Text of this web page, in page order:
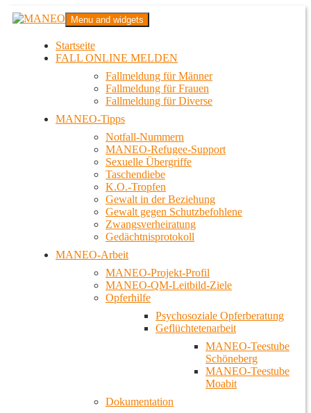
Zum
InhaltMANEO
Das schwule Anti-Gewalt-Projekt in Berlin
Menu and widgets
Startseite
FALL ONLINE MELDEN
Fallmeldung für Männer
Fallmeldung für Frauen
Fallmeldung für Diverse
MANEO-Tipps
Notfall-Nummern
MANEO-Refugee-Support
Sexuelle Übergriffe
Taschendiebe
K.O.-Tropfen
Gewalt in der Beziehung
Gewalt gegen Schutzbefohlene
Zwangsverheiratung
Gedächtnisprotokoll
MANEO-Arbeit
MANEO-Projekt-Profil
MANEO-QM-Leitbild-Ziele
Opferhilfe
Psychosoziale Opferberatung
Geflüchtetenarbeit
MANEO-Teestube
Schöneberg
MANEO-Teestube
Moabit
Dokumentation